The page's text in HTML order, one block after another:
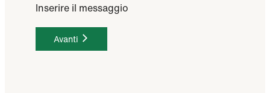
Inserire il messaggio
Avanti